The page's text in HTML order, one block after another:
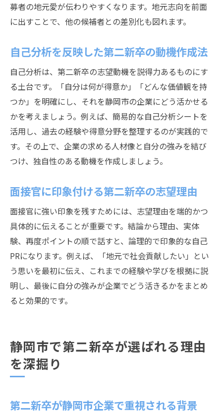
募者の地元愛が伝わりやすくなります。地元志向を前面
に出すことで、他の候補者との差別化も図れます。
自己分析を反映した第二新卒の動機作成法
自己分析は、第二新卒の志望動機を説得力あるものにす
る土台です。「自分は何が得意か」「どんな価値観を持
つか」を明確にし、それを静岡市の企業にどう活かせる
かを考えましょう。例えば、簡易的な自己分析シートを
活用し、過去の経験や得意分野を整理するのが実践的で
す。その上で、企業の求める人材像と自分の強みを結び
つけ、独自性のある動機を作成しましょう。
面接官に印象付ける第二新卒の志望理由
面接官に強い印象を残すためには、志望理由を端的かつ
具体的に伝えることが重要です。結論から理由、実体
験、再度ポイントの順で話すと、論理的で印象的な自己
PRになります。例えば、「地元で社会貢献したい」とい
う思いを最初に伝え、これまでの経験や学びを根拠に説
明し、最後に自分の強みが企業でどう活きるかをまとめ
ると効果的です。
静岡市で第二新卒が選ばれる理由
を深掘り
第二新卒が静岡市企業で重視される背景